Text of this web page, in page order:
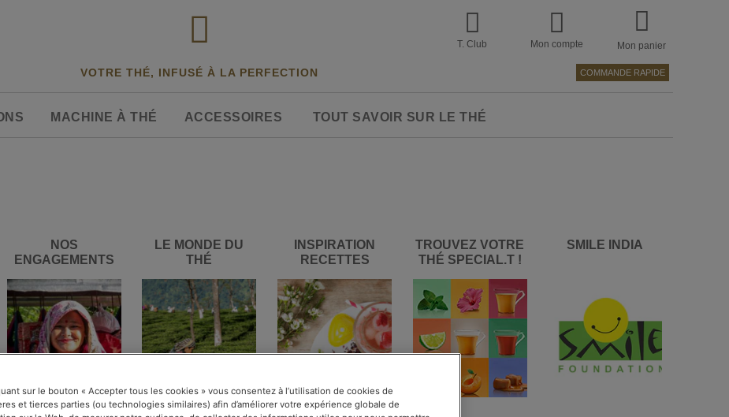
T. Club Mon compte Mon panier
VOTRE THÉ, INFUSÉ À LA PERFECTION COMMANDE RAPIDE
MACHINE À THÉ ACCESSOIRES TOUT SAVOIR SUR LE THÉ
NOS
ENGAGEMENTS
LE MONDE DU
THÉ
INSPIRATION
RECETTES
TROUVEZ VOTRE
THÉ SPECIAL.T !
SMILE INDIA
sur le bouton « Accepter tous les cookies » vous consentez à l’utilisation de cookies de
et tierces parties (ou technologies similaires) afin d’améliorer votre expérience globale de